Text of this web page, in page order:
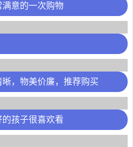
意的一次购物
，物美价廉，推荐购买
孩子很喜欢看